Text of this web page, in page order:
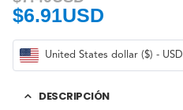
$6.91USD
United States dollar ($) - USD
DESCRIPCIÓN